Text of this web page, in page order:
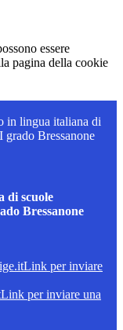
essere
pagina della cookie
in lingua italiana di
grado Bressanone
di scuole
Bressanone
Link per inviare
Link per inviare una